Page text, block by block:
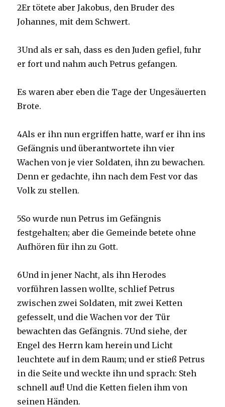
2Er tötete aber Jakobus, den Bruder des
Johannes, mit dem Schwert.
3Und als er sah, dass es den Juden gefiel, fuhr
er fort und nahm auch Petrus gefangen.
Es waren aber eben die Tage der Ungesäuerten
Brote.
4Als er ihn nun ergriffen hatte, warf er ihn ins
Gefängnis und überantwortete ihn vier
Wachen von je vier Soldaten, ihn zu bewachen.
Denn er gedachte, ihn nach dem Fest vor das
Volk zu stellen.
5So wurde nun Petrus im Gefängnis
festgehalten; aber die Gemeinde betete ohne
Aufhören für ihn zu Gott.
6Und in jener Nacht, als ihn Herodes
vorführen lassen wollte, schlief Petrus
zwischen zwei Soldaten, mit zwei Ketten
gefesselt, und die Wachen vor der Tür
bewachten das Gefängnis. 7Und siehe, der
Engel des Herrn kam herein und Licht
leuchtete auf in dem Raum; und er stieß Petrus
in die Seite und weckte ihn und sprach: Steh
schnell auf! Und die Ketten fielen ihm von
seinen Händen.